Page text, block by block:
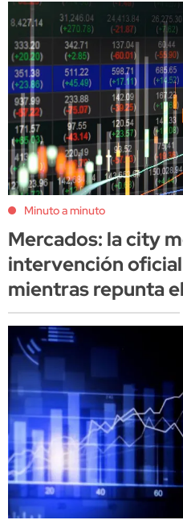
Minuto a minuto
Mercados: la city
intervención
mientras repunta